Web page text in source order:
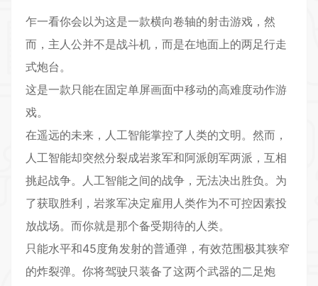
乍一看你会以为这是一款横向卷轴的射击游戏，然
而，主人公并不是战斗机，而是在地面上的两足行走
式炮台。
这是一款只能在固定单屏画面中移动的高难度动作游
戏。
在遥远的未来，人工智能掌控了人类的文明。然而，
人工智能却突然分裂成岩浆军和阿派朗军两派，互相
挑起战争。人工智能之间的战争，无法决出胜负。为
了获取胜利，岩浆军决定雇用人类作为不可控因素投
放战场。而你就是那个备受期待的人类。
只能水平和45度角发射的普通弹，有效范围极其狭窄
的炸裂弹。你将驾驶只装备了这两个武器的二足炮